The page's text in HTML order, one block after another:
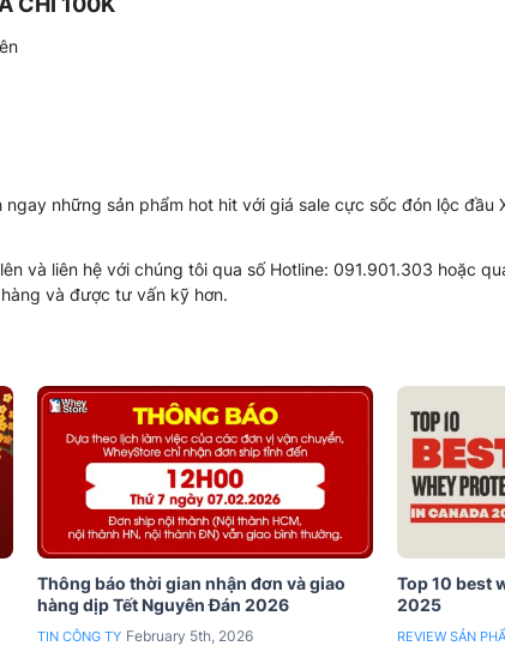
những sản phẩm hot hit với giá sale cực sốc đón lộc đầu
và liên hệ với chúng tôi qua số Hotline: 091.901.303 hoặc
và được tư vấn kỹ hơn.
Thông báo thời gian nhận đơn và giao
hàng dịp Tết Nguyên Đán 2026
TIN CÔNG TY February 5th, 2026
Top 10 best
2025
REVIEW SẢN